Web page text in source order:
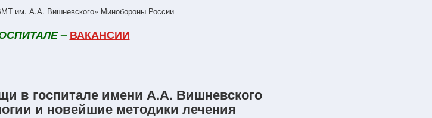
– ВАКАНСИИ
в госпитале имени А.А. Вишневского
и новейшие методики лечения